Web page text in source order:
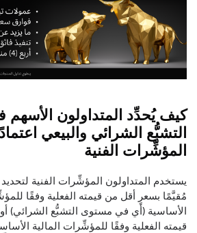
كيف يُحدِّد المتداولون
التشبُّع الشرائي والبيعي
المؤشِّرات الفنية
يستخدم المتداولون المؤشِّرات الفنية
مُقيَّمًا بسعرٍ أقل من قيمته الفعلية وفقًا
الأساسية (أي في مستوى التشبُّع الشرائي)
قيمته الفعلية وفقًا للمؤشِّرات المالية